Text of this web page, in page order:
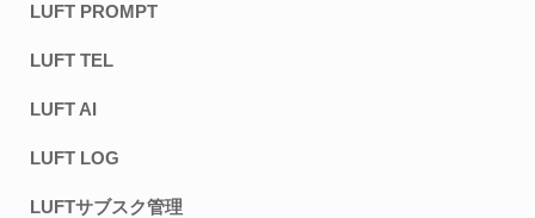
LUFT PROMPT
LUFT TEL
LUFT AI
LUFT LOG
LUFTサブスク管理